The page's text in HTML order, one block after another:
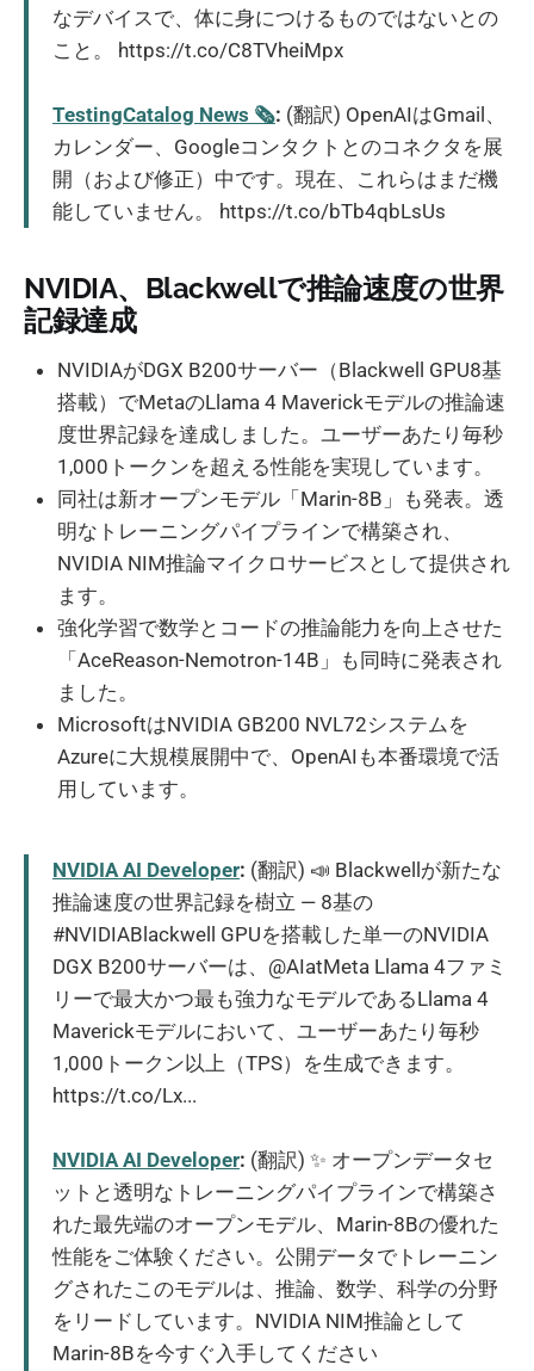
なデバイスで、体に身につけるものではないとの
こと。 https://t.co/C8TVheiMpx
TestingCatalog News 🗞: (翻訳) OpenAIはGmail、
カレンダー、Googleコンタクトとのコネクタを展
開（および修正）中です。現在、これらはまだ機
能していません。 https://t.co/bTb4qbLsUs
NVIDIA、Blackwellで推論速度の世界
記録達成
NVIDIAがDGX B200サーバー（Blackwell GPU8基
搭載）でMetaのLlama 4 Maverickモデルの推論速
度世界記録を達成しました。ユーザーあたり毎秒
1,000トークンを超える性能を実現しています。
同社は新オープンモデル「Marin-8B」も発表。透
明なトレーニングパイプラインで構築され、
NVIDIA NIM推論マイクロサービスとして提供され
ます。
強化学習で数学とコードの推論能力を向上させた
「AceReason-Nemotron-14B」も同時に発表され
ました。
MicrosoftはNVIDIA GB200 NVL72システムを
Azureに大規模展開中で、OpenAIも本番環境で活
用しています。
NVIDIA AI Developer: (翻訳) 📣 Blackwellが新たな
推論速度の世界記録を樹立 — 8基の
#NVIDIABlackwell GPUを搭載した単一のNVIDIA
DGX B200サーバーは、@AIatMeta Llama 4ファミ
リーで最大かつ最も強力なモデルであるLlama 4
Maverickモデルにおいて、ユーザーあたり毎秒
1,000トークン以上（TPS）を生成できます。
https://t.co/Lx...
NVIDIA AI Developer: (翻訳) ✨ オープンデータセ
ットと透明なトレーニングパイプラインで構築さ
れた最先端のオープンモデル、Marin-8Bの優れた
性能をご体験ください。公開データでトレーニン
グされたこのモデルは、推論、数学、科学の分野
をリードしています。NVIDIA NIM推論として
Marin-8Bを今すぐ入手してください